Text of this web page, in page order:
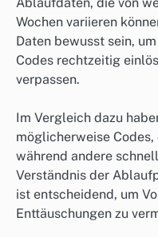
Wochen variieren
Daten bewusst sein,
Codes rechtzeitig
verpassen.
Im Vergleich dazu
möglicherweise
während andere
Verständnis der
ist entscheidend, um
Enttäuschungen zu